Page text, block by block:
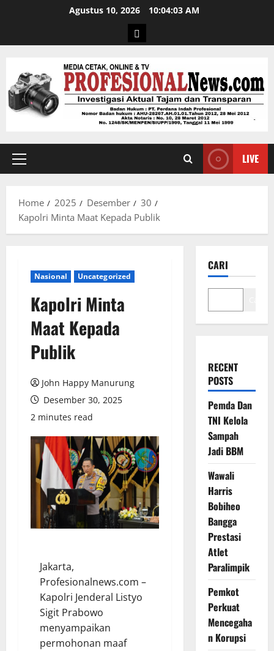
Agustus 10, 2026 10:04:04 AM
LIVE
Home 2025 Desember
30
Kapolri Minta Maat Kepada Publik
Nasional Uncategorized
Kapolri Minta
Maat Kepada
Publik
John Happy Manurung
Desember 30, 2025
2 minutes read
Jakarta,
Profesionalnews.com –
Kapolri Jenderal Listyo
Sigit Prabowo
menyampaikan
permohonan maaf
CARI
RECENT
POSTS
Pemda Dan
TNI Kelola
Sampah
Jadi BBM
Wawali
Harris
Bobiheo
Bangga
Prestasi
Atlet
Paralimpik
Pemkot
Perkuat
Mencegaha
n Korupsi